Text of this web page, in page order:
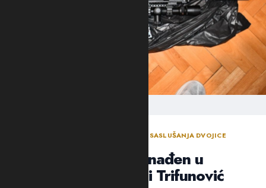
ODLUKA SUDIJE ZA ISTRAGU NAKON SASLUŠANJA DVOJICE
Arsenal oružja pronađen u
“štekovima”: Suić i Trifunović